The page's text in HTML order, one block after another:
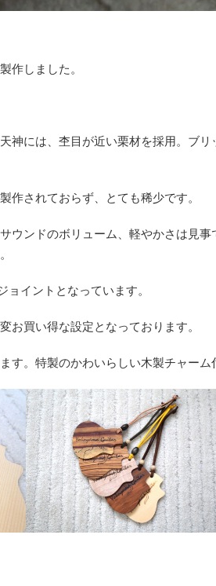
作しました。
神には、杢目が近い栗材を採用。ブ
作されておらず、とても稀少です。
ウンドのボリューム、軽やかさは見
イントとなっています。
お買い得な設定となっております。
す。特製のかわいらしい木製チャーム